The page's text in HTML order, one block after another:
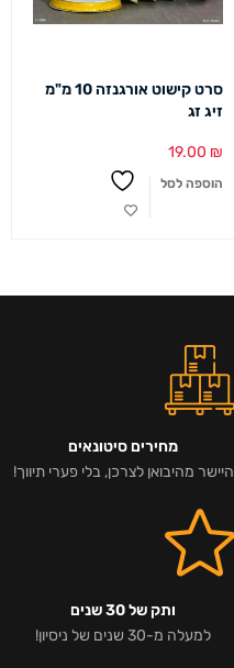
סרט קישוט אורגנזה 10 מ"מ
זיג זג
19.00 ₪
הוספה לסל
מחירים סיטונאים
היישר מהיבואן לצרכן, בלי פערי תיווך!
ותק של 30 שנים
למעלה מ-30 שנים של ניסיון!